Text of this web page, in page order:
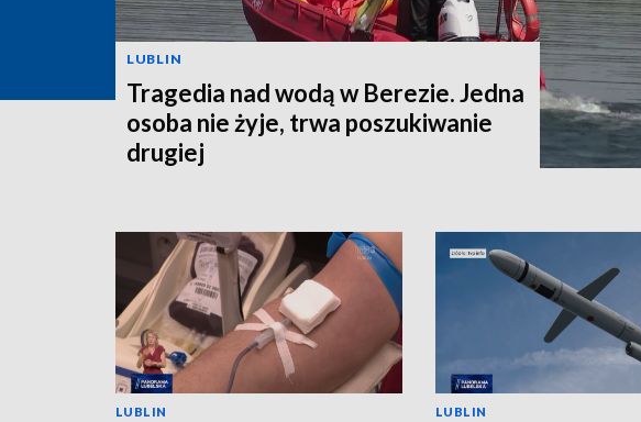
LUBLIN
Tragedia nad wodą w Berezie. Jedna
osoba nie żyje, trwa poszukiwanie
drugiej
LUBLIN LUBLIN